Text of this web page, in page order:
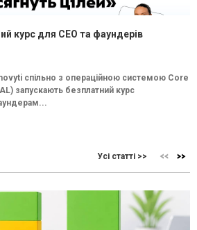
курс для CEO та фаундерів
спільно з операційною системою Core
запускають безплатний курс
Усі статті >>